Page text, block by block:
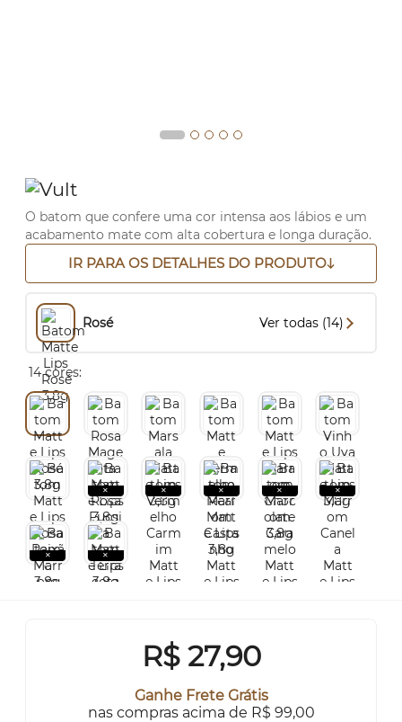
O batom que confere uma cor intensa aos lábios e um
acabamento mate com alta cobertura e longa duração.
IR PARA OS DETALHES DO PRODUTO
Rosé Ver todas (14)
14 cores:
R$ 27,90
Ganhe Frete Grátis
nas compras acima de R$ 99,00